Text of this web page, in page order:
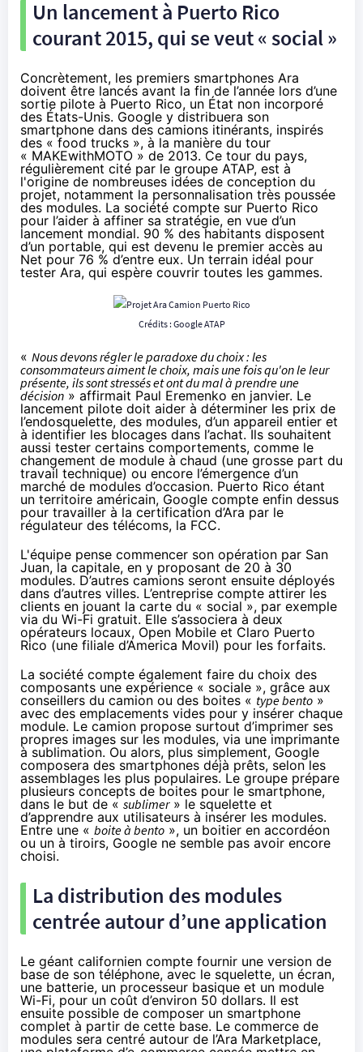
Un lancement à Puerto Rico
courant 2015, qui se veut « social »
Concrètement, les premiers smartphones Ara
doivent être lancés avant la fin de l’année lors d’une
sortie pilote à Puerto Rico, un État non incorporé
des États-Unis. Google y distribuera son
smartphone dans des camions itinérants, inspirés
des « food trucks », à la manière du tour
« MAKEwithMOTO » de 2013. Ce tour du pays,
régulièrement cité par le groupe ATAP, est à
l'origine de nombreuses idées de conception du
projet, notamment la personnalisation très poussée
des modules. La société compte sur Puerto Rico
pour l’aider à affiner sa stratégie, en vue d’un
lancement mondial. 90 % des habitants disposent
d’un portable, qui est devenu le premier accès au
Net pour 76 % d’entre eux. Un terrain idéal pour
tester Ara, qui espère couvrir toutes les gammes.
Crédits : Google ATAP
« Nous devons régler le paradoxe du choix : les
consommateurs aiment le choix, mais une fois qu'on le leur
présente, ils sont stressés et ont du mal à prendre une
décision» affirmait Paul Eremenko en janvier. Le
lancement pilote doit aider à déterminer les prix de
l’endosquelette, des modules, d’un appareil entier et
à identifier les blocages dans l’achat. Ils souhaitent
aussi tester certains comportements, comme le
changement de module à chaud (une grosse part du
travail technique) ou encore l’émergence d’un
marché de modules d’occasion. Puerto Rico étant
un territoire américain, Google compte enfin dessus
pour travailler à la certification d’Ara par le
régulateur des télécoms, la FCC.
L'équipe pense commencer son opération par San
Juan, la capitale, en y proposant de 20 à 30
modules. D’autres camions seront ensuite déployés
dans d’autres villes. L’entreprise compte attirer les
clients en jouant la carte du « social », par exemple
via du Wi-Fi gratuit. Elle s’associera à deux
opérateurs locaux, Open Mobile et Claro Puerto
Rico (une filiale d’America Movil) pour les forfaits.
La société compte également faire du choix des
composants une expérience « sociale », grâce aux
conseillers du camion ou des boites « type bento »
avec des emplacements vides pour y insérer chaque
module. Le camion propose surtout d’imprimer ses
propres images sur les modules, via une imprimante
à sublimation. Ou alors, plus simplement, Google
composera des smartphones déjà prêts, selon les
assemblages les plus populaires. Le groupe prépare
plusieurs concepts de boites pour le smartphone,
dans le but de « sublimer» le squelette et
d’apprendre aux utilisateurs à insérer les modules.
Entre une « boite à bento », un boitier en accordéon
ou un à tiroirs, Google ne semble pas avoir encore
choisi.
La distribution des modules
centrée autour d’une application
Le géant californien compte fournir une version de
base de son téléphone, avec le squelette, un écran,
une batterie, un processeur basique et un module
Wi-Fi, pour un coût d’environ 50 dollars. Il est
ensuite possible de composer un smartphone
complet à partir de cette base. Le commerce de
modules sera centré autour de l’Ara Marketplace,